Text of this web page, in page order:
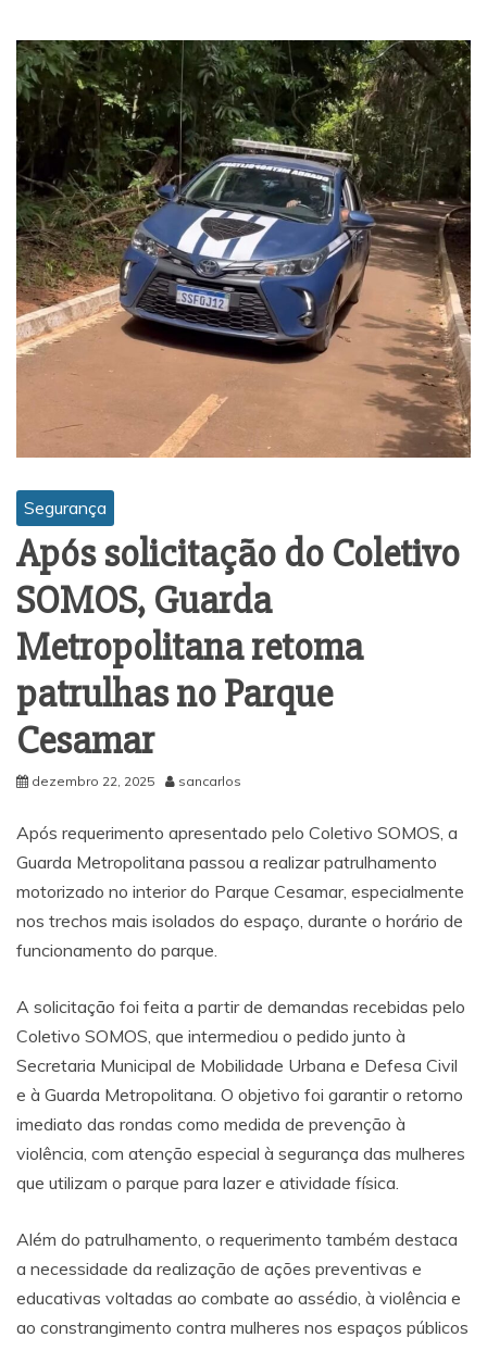
Segurança
Após solicitação do Coletivo
SOMOS, Guarda
Metropolitana retoma
patrulhas no Parque
Cesamar
dezembro 22, 2025 sancarlos
Após requerimento apresentado pelo Coletivo SOMOS, a
Guarda Metropolitana passou a realizar patrulhamento
motorizado no interior do Parque Cesamar, especialmente
nos trechos mais isolados do espaço, durante o horário de
funcionamento do parque.
A solicitação foi feita a partir de demandas recebidas pelo
Coletivo SOMOS, que intermediou o pedido junto à
Secretaria Municipal de Mobilidade Urbana e Defesa Civil
e à Guarda Metropolitana. O objetivo foi garantir o retorno
imediato das rondas como medida de prevenção à
violência, com atenção especial à segurança das mulheres
que utilizam o parque para lazer e atividade física.
Além do patrulhamento, o requerimento também destaca
a necessidade da realização de ações preventivas e
educativas voltadas ao combate ao assédio, à violência e
ao constrangimento contra mulheres nos espaços públicos